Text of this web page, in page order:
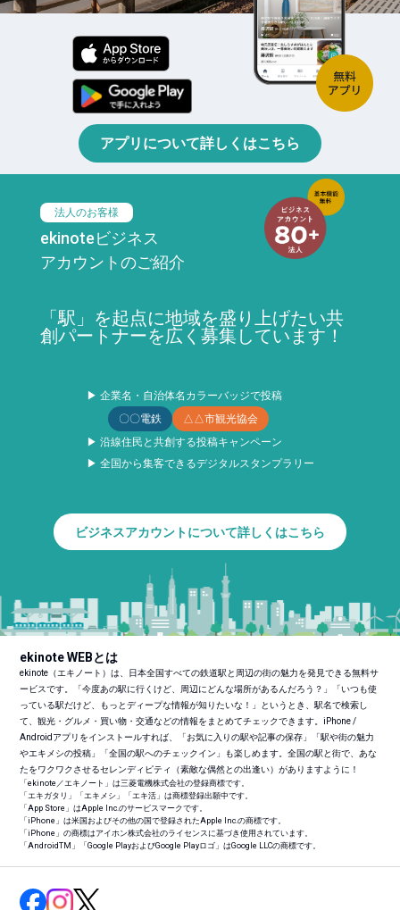
アプリについて詳しくはこちら
法人のお客様
ekinoteビジネス
アカウントのご紹介
「駅」を起点に地域を盛り上げたい共
創パートナーを広く募集しています！
▶ 企業名・自治体名カラーバッジで投稿
〇〇電鉄
△△市観光協会
▶ 沿線住民と共創する投稿キャンペーン
▶ 全国から集客できるデジタルスタンプラリー
ビジネスアカウントについて詳しくはこちら
ekinote WEBとは
ekinote（エキノート）は、日本全国すべての鉄道駅と周辺の街の魅力を発見できる無料サ
ービスです。「今度あの駅に行くけど、周辺にどんな場所があるんだろう？」「いつも使
っている駅だけど、もっとディープな情報が知りたいな！」というとき、駅名で検索し
て、観光・グルメ・買い物・交通などの情報をまとめてチェックできます。iPhone /
Androidアプリをインストールすれば、「お気に入りの駅や記事の保存」「駅や街の魅力
やエキメシの投稿」「全国の駅へのチェックイン」も楽しめます。全国の駅と街で、あな
たをワクワクさせるセレンディピティ（素敵な偶然との出逢い）がありますように！
「ekinote／エキノート」は三菱電機株式会社の登録商標です。
「エキガタリ」「エキメシ」「エキ活」は商標登録出願中です。
「App Store」はApple Inc.のサービスマークです。
「iPhone」は米国およびその他の国で登録されたApple Inc.の商標です。
「iPhone」の商標はアイホン株式会社のライセンスに基づき使用されています。
「AndroidTM 」「Google PlayおよびGoogle Playロゴ」はGoogle LLCの商標です。